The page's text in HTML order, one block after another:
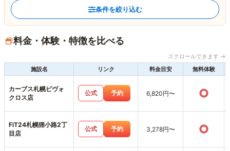
条件を絞り込む
料金・体験・特徴を比べる
スクロールできます →
施設名
リンク 料金目安 無料体験
カーブス札幌ピヴォ
クロス店
公式 予約 6,820円〜 ○
FiT24札幌狸小路2丁
目店
公式 予約 3,278円〜 ○